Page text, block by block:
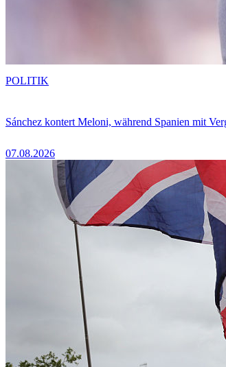
Sánchez kontert Meloni, während Spanien mit
07.08.2026
POLITIK